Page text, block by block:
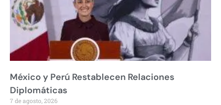
México y Perú Restablecen Relaciones
Diplomáticas
7 de agosto, 2026